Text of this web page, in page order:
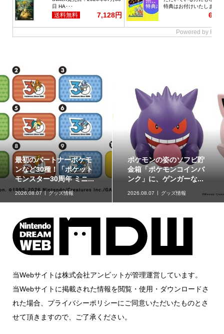
最初のパートナーポケモ
ンなど30種！「ポケット
モンスター30周年 ミニ...
2026.08.07 グッズ情報
ポケモンの姿のソフビ貯
金箱「ポケモンコインバ
ンク」に、ゲンガーな...
2026.08.07 グッズ情報
当Webサイトは株式会社アンビットが管理運営しています。
当Webサイトに掲載された情報を閲覧・使用・ダウンロードさ
れた場合、プライバシーポリシーにご同意いただいたものとさ
せて頂きますので、ご了承ください。